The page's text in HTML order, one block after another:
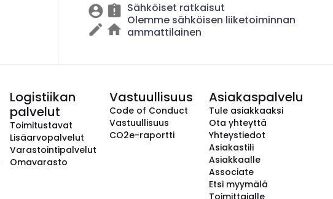
Sähköiset ratkaisut
Olemme sähköisen liiketoiminnan
ammattilainen
Logistiikan
palvelut
Toimitustavat
Lisäarvopalvelut
Varastointipalvelut
Omavarasto
Vastuullisuus
Code of Conduct
Vastuullisuus
CO2e-raportti
Asiakaspalvelu
Tule asiakkaaksi
Ota yhteyttä
Yhteystiedot
Asiakastili
Asiakkaalle
Associate
Etsi myymälä
Toimittajalle